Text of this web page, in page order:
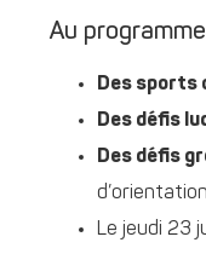
Au
Des
Des défis
Des défis
Le jeudi 23